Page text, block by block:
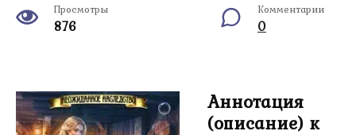
Просмотры
876
Комментарии
0
Аннотация
(описание) к